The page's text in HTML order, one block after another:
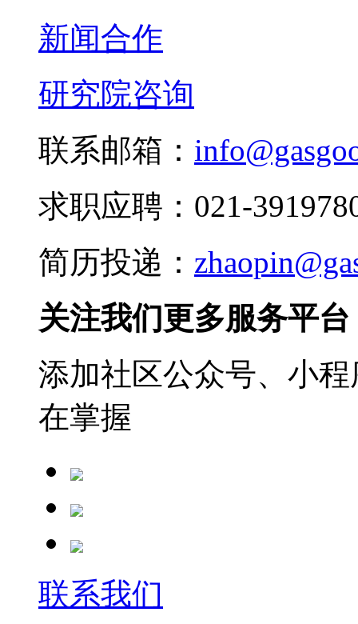
新闻合作
研究院咨询
联系邮箱：
求职应聘：021-
简历投递：
关注我们更多服务平台
添加社区公众号、小
在掌握
联系我们